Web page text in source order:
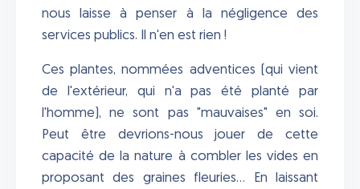
nous laisse à penser à la négligence des
services publics. Il n'en est rien !
Ces plantes, nommées adventices (qui vient
de l'extérieur, qui n'a pas été planté par
l'homme), ne sont pas "mauvaises" en soi.
Peut être devrions-nous jouer de cette
capacité de la nature à combler les vides en
proposant des graines fleuries... En laissant